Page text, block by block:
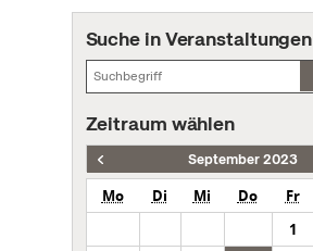
Suche in Veranstaltungen
Zeitraum wählen
September 2023
Mo Di Mi Do Fr
1